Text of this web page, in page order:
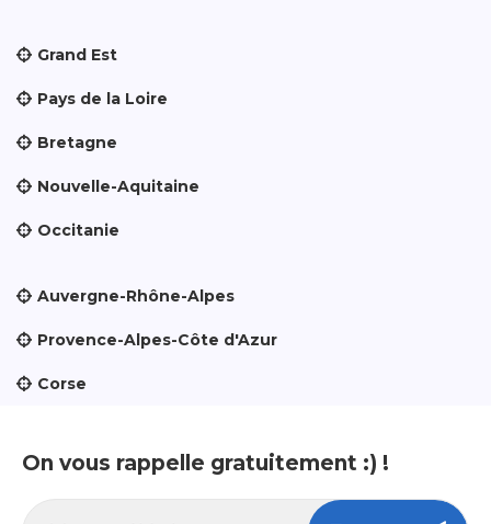
Grand Est
Pays de la Loire
Bretagne
Nouvelle-Aquitaine
Occitanie
Auvergne-Rhône-Alpes
Provence-Alpes-Côte d'Azur
Corse
On vous rappelle gratuitement :) !